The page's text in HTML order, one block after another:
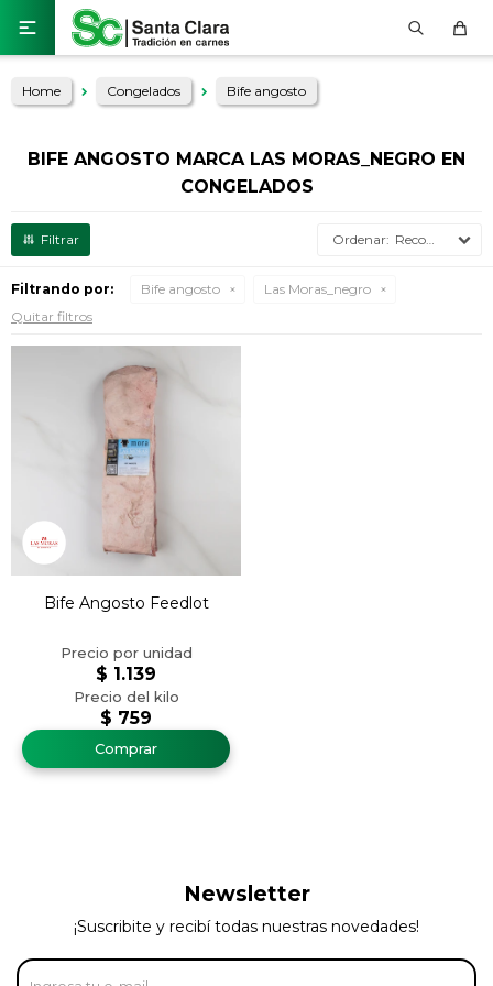

Home Congelados Bife angosto
BIFE ANGOSTO MARCA LAS MORAS_NEGRO EN
CONGELADOS
Recomendados
Filtrando por: Bife angosto
Las Moras_negro
Quitar filtros
Bife Angosto Feedlot
$ 759
$ 1.139
Newsletter
¡Suscribite y recibí todas nuestras novedades!